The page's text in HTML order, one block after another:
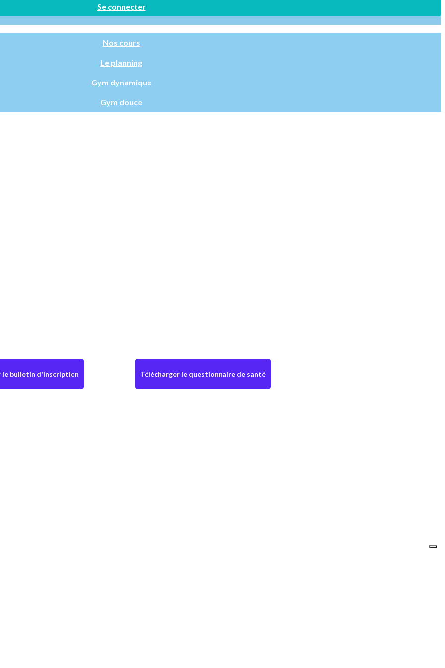
Se connecter
Nos cours
Le planning
Gym dynamique
Gym douce
le bulletin d'inscription Télécharger le questionnaire de santé